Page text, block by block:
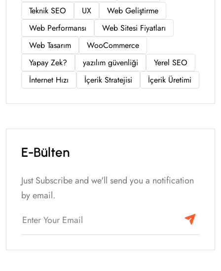
Teknik SEO
UX
Web Geliştirme
Web Performansı
Web Sitesi Fiyatları
Web Tasarım
WooCommerce
Yapay Zek?
yazılım güvenliği
Yerel SEO
İnternet Hızı
İçerik Stratejisi İçerik Üretimi
E-Bülten
Just Subscribe and we'll send you a notification
by email.